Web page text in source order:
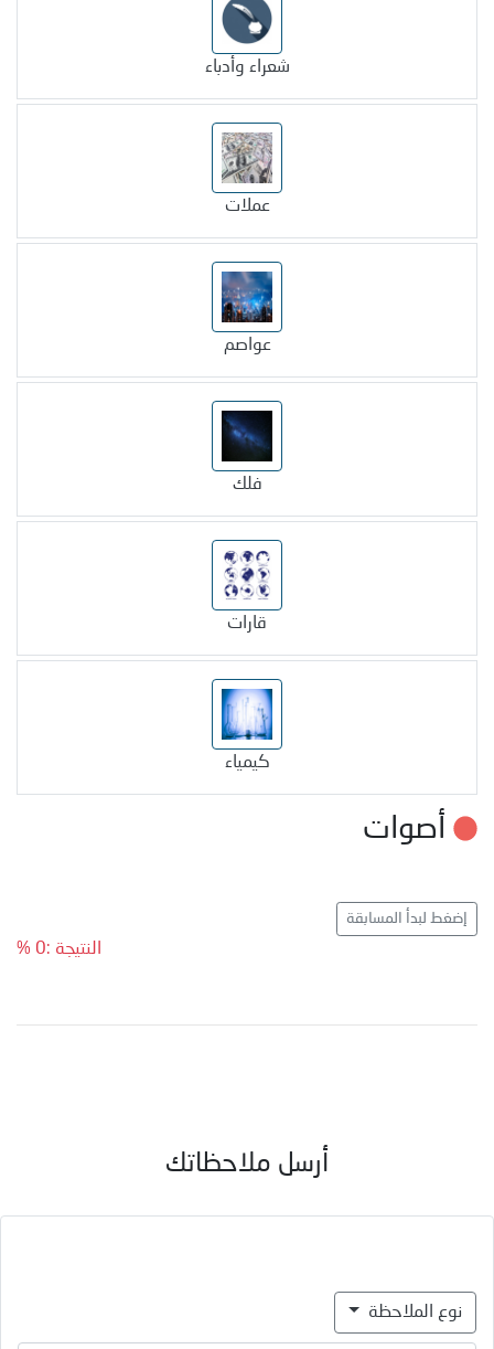
شعراء وأدباء
عملات
عواصم
فلك
قارات
كيمياء
أصوات
إضغط لبدأ المسابقة
النتيجة :0 %
أرسل ملاحظاتك
نوع الملاحظة